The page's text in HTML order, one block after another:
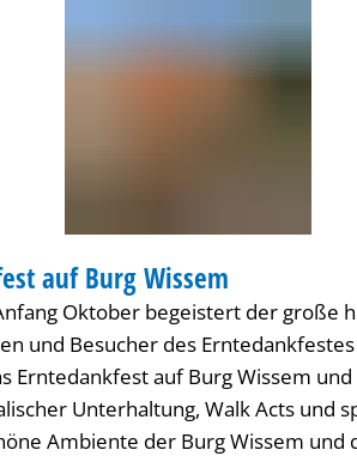
FEST
auf Burg Wissem
Oktober begeistert der große
und Besucher des
Erntedankfest auf Burg Wissem
Unterhaltung, Walk Acts und
Ambiente der Burg Wissem und